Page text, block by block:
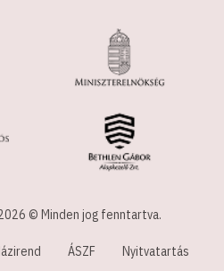
© Minden jog fenntartva.
ÁSZF
Nyitvatartás